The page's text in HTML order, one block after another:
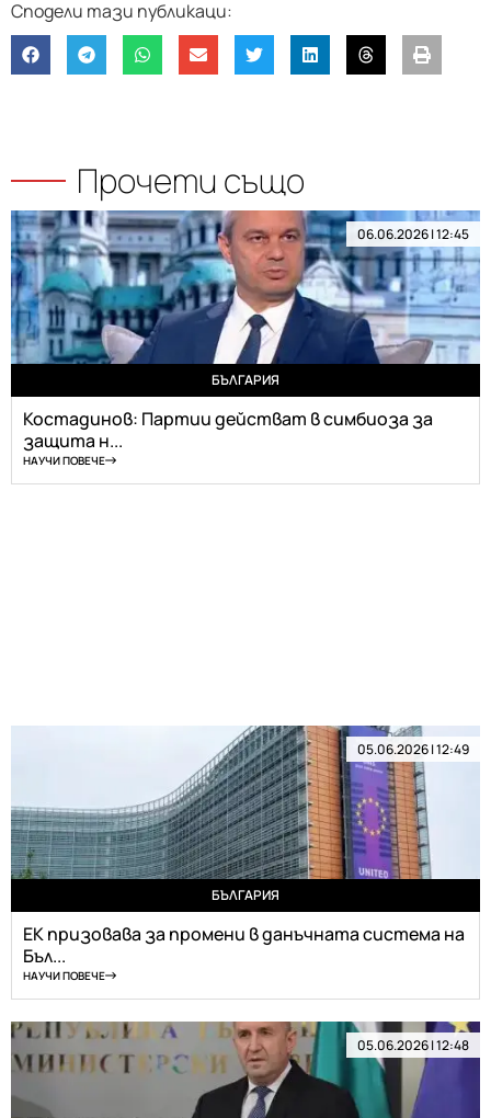
Прочети също
06.06.2026 | 12:45
БЪЛГАРИЯ
Костадинов: Партии действат в симбиоза за
защита н...
НАУЧИ ПОВЕЧЕ
05.06.2026 | 12:49
БЪЛГАРИЯ
ЕК призовава за промени в данъчната система на
Бъл...
НАУЧИ ПОВЕЧЕ
05.06.2026 | 12:48